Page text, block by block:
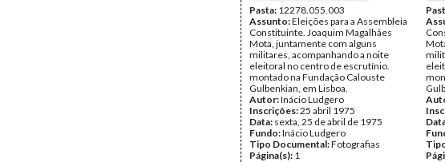
Pasta: 12278.055.003
Assunto:Eleições para a Assembleia
Constituinte. Joaquim Magalhães
Mota, juntamente com alguns
militares, acompanhando a noite
eleitoral no centro de escrutínio.
montado na Fundação Calouste
Gulbenkian, em Lisboa.
Autor:Inácio Ludgero
Inscrições:25 abril 1975
Data: sexta, 25 de abril de 1975
Fundo:Inácio Ludgero
Tipo Documental:Fotografias
Página(s): 1